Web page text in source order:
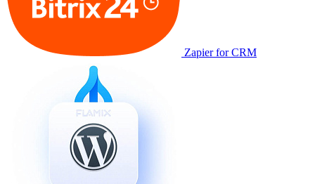
Zapier for CRM